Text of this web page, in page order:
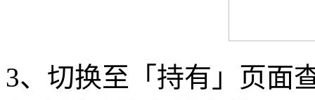
3、切换至「持有」页面